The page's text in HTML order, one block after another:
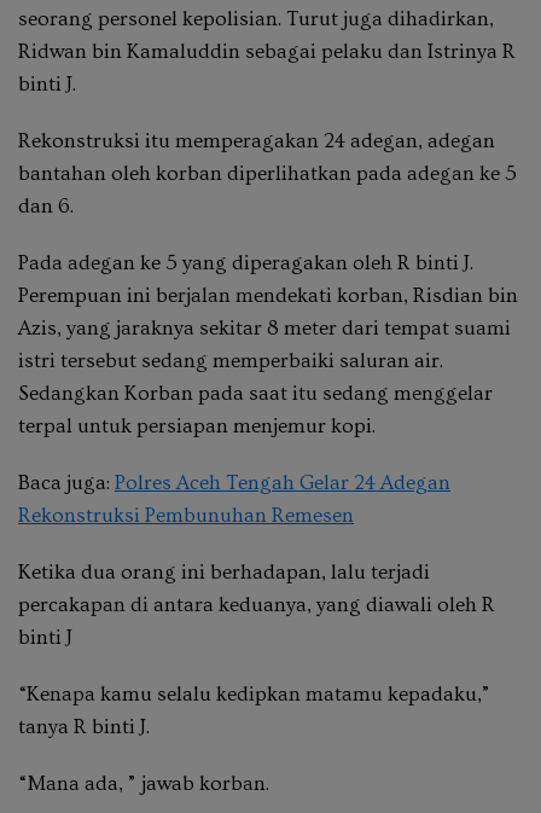
seorang personel kepolisian. Turut juga dihadirkan,
Ridwan bin Kamaluddin sebagai pelaku dan Istrinya R
binti J.
Rekonstruksi itu memperagakan 24 adegan, adegan
bantahan oleh korban diperlihatkan pada adegan ke 5
dan 6.
Pada adegan ke 5 yang diperagakan oleh R binti J.
Perempuan ini berjalan mendekati korban, Risdian bin
Azis, yang jaraknya sekitar 8 meter dari tempat suami
istri tersebut sedang memperbaiki saluran air.
Sedangkan Korban pada saat itu sedang menggelar
terpal untuk persiapan menjemur kopi.
Baca juga: Polres Aceh Tengah Gelar 24 Adegan
Rekonstruksi Pembunuhan Remesen
Ketika dua orang ini berhadapan, lalu terjadi
percakapan di antara keduanya, yang diawali oleh R
binti J
“Kenapa kamu selalu kedipkan matamu kepadaku,”
tanya R binti J.
“Mana ada, ” jawab korban.